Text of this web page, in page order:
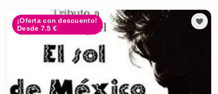
¡Oferta con descuento!
Desde 7.5 €